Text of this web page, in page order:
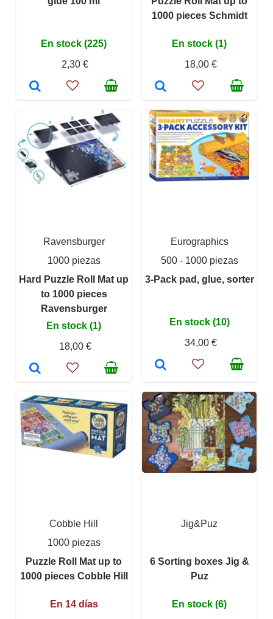
En stock (225)
2,30 €
1000 pieces Schmidt
En stock (1)
18,00 €
Ravensburger
1000 piezas
Hard Puzzle Roll Mat up
to 1000 pieces
Ravensburger
En stock (1)
18,00 €
Eurographics
500 - 1000 piezas
3-Pack pad, glue, sorter
En stock (10)
34,00 €
Cobble Hill
1000 piezas
Puzzle Roll Mat up to
1000 pieces Cobble Hill
En 14 días
Jig&Puz
6 Sorting boxes Jig &
Puz
En stock (6)